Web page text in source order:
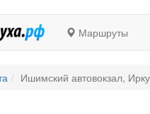
Маршруты
Ишимский автовокзал,